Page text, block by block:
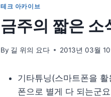
테크 아카이브
금주의 짧은
By 길 위의 요다 2013년 03월 10
기타튜닝(스마트폰을
폰으로 별게 다 되는군